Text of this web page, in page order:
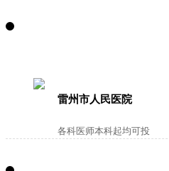
雷州市人民医院
各科医师本科起均可投